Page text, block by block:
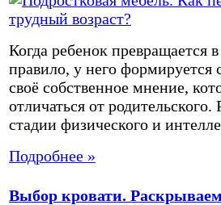
Когда ребенок превращается
правило, у него формируется
своё собственное мнение,
отличаться от
стадии физического и
Подробнее »
Выбор кровати.